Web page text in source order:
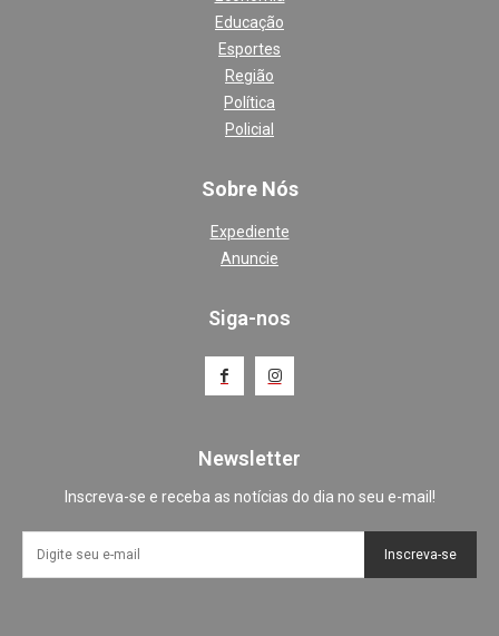
Educação
Esportes
Região
Política
Policial
Sobre Nós
Expediente
Anuncie
Siga-nos
Newsletter
Inscreva-se e receba as notícias do dia no seu e-mail!
Inscreva-se